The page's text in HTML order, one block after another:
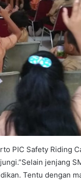
PIC Safety Riding
jenjang
Tentu dengan